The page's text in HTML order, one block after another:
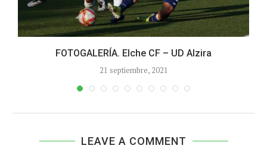
FOTOGALERÍA. Elche CF – UD Alzira
21 septiembre, 2021
LEAVE A COMMENT